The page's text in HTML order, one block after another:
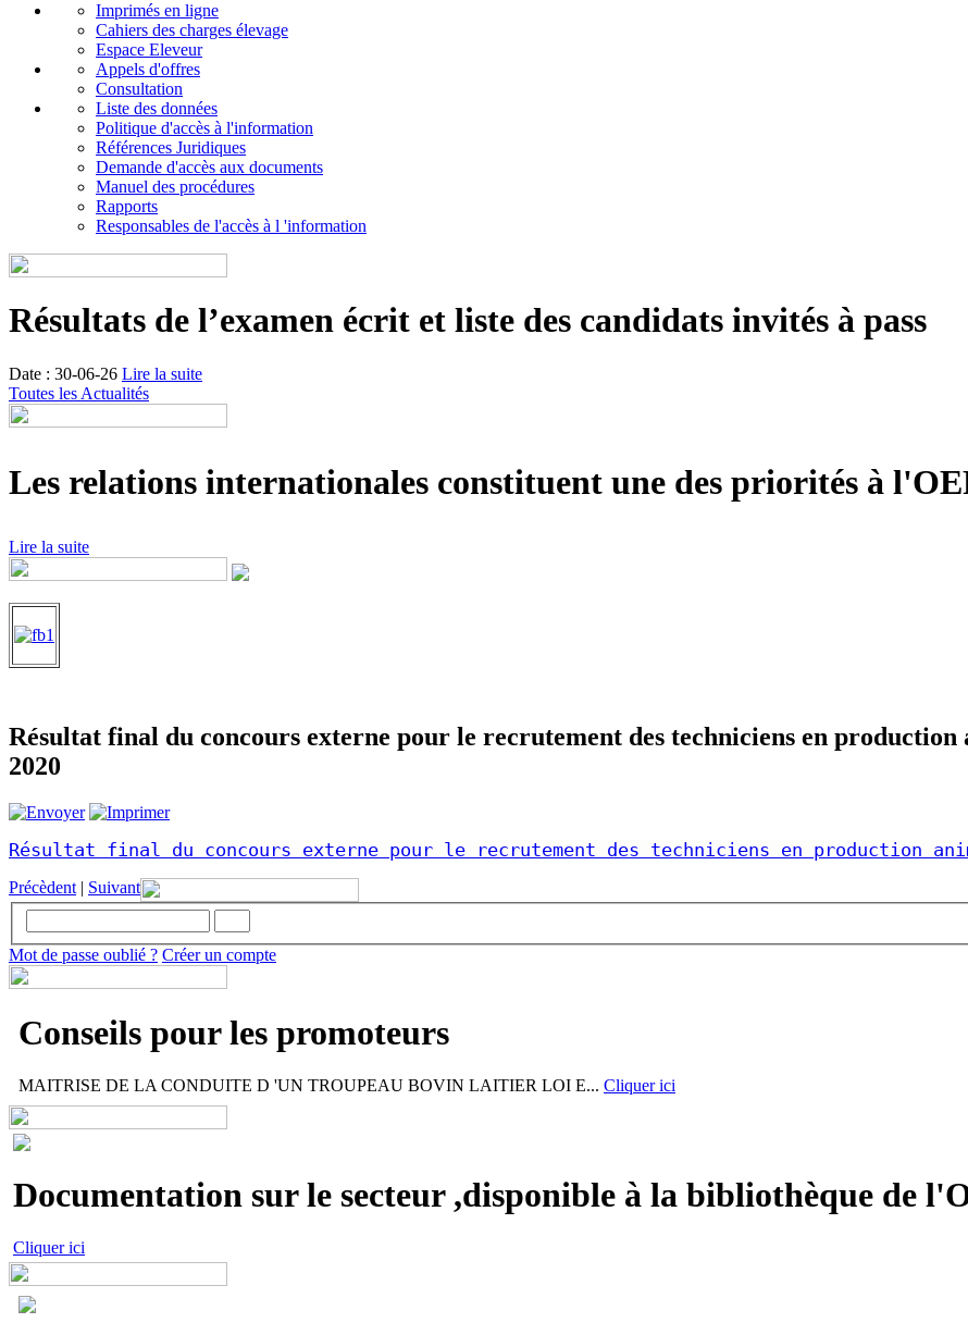
Imprimés en ligne
Cahiers des charges élevage
Espace Eleveur
Appels d'offres
Consultation
Liste des données
Politique d'accès à l'information
Références Juridiques
Demande d'accès aux documents
Manuel des procédures
Rapports
Responsables de l'accès à l 'information
Résultats de l’examen écrit et liste des candidats invités à pass
Date : 30-06-26 Lire la suite
Toutes les Actualités
Les relations internationales constituent une des priorités à
Lire la suite
Résultat final du concours externe pour le recrutement des techniciens en
2020
Résultat final du concours externe pour le recrutement des techniciens en production
Précèdent | Suivant
Mot de passe oublié ? Créer un compte
Conseils pour les promoteurs
MAITRISE DE LA CONDUITE D 'UN TROUPEAU BOVIN LAITIER LOI E... Cliquer ici
Documentation sur le secteur ,disponible à la bibliothèque de
Cliquer ici